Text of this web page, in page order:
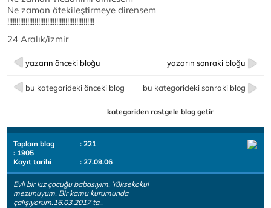
Ne zaman ötekileştirmeye dirensem
!!!!!!!!!!!!!!!!!!!!!!!!!!!!!!!!!!!!!!!!!!!!!!!!
24 Aralık/izmir
yazarın önceki bloğu yazarın sonraki bloğu
bu kategorideki önceki blog bu kategorideki sonraki blog
kategoriden rastgele blog getir
Toplam blog
: 221
: 1905
Kayıt tarihi
: 27.09.06
Evli bir kız çocuğu babasıyım. Yüksekokul
mezunuyum. Bir kamu kurumunda
çalışıyorum.16.03.2017 ta..